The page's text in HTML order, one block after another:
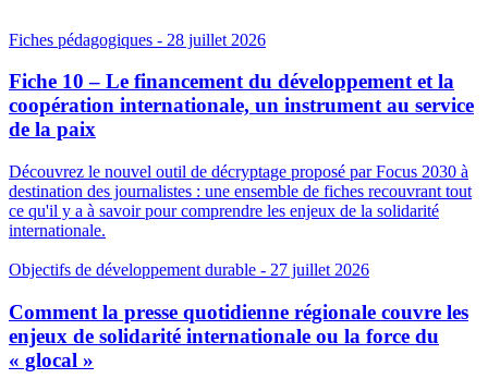
Fiches pédagogiques - 28 juillet 2026
Fiche 10 – Le financement du développement et la
coopération internationale, un instrument au service
de la paix
Découvrez le nouvel outil de décryptage proposé par Focus 2030 à
destination des journalistes : une ensemble de fiches recouvrant tout
ce qu'il y a à savoir pour comprendre les enjeux de la solidarité
internationale.
Objectifs de développement durable - 27 juillet 2026
Comment la presse quotidienne régionale couvre les
enjeux de solidarité internationale ou la force du
« glocal »